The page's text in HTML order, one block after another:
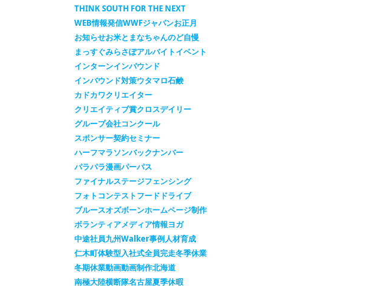
THINK SOUTH FOR THE NEXT
WEB情報発信WWFジャパンお正月
お知らせお米とまなちゃんのど自慢
まっすぐみらさぽアルバイトイベント
インターンインバウンド
インバウンド対策ウタマロ石鹸
カドカワクリエイター
クリエイティブ賞クロスデイリー
グループ会社コンクール
スポンサー契約セミナー
ハーフマラソンバックナンバー
パラパラ漫画パーパス
ファイナルステージフェンシング
フォトコンテストフードドライブ
ブルースオズボーンホームページ制作
ボランティアメディア情報ヨガ
中途社員九州Walker事例人材育成
仁木町体験型入社式全員完走冬季休業
冬期休業動画動画制作北海道
南極大陸横断隊名古屋夏季休暇